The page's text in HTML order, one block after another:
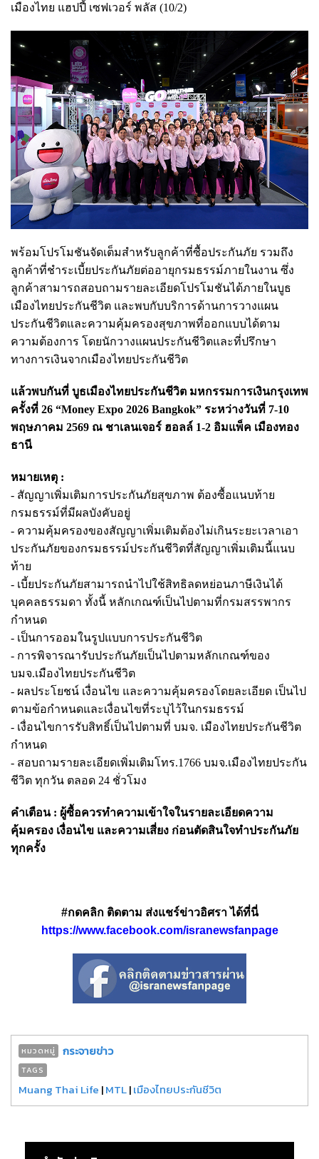
เมืองไทย แฮปปี้ เซฟเวอร์ พลัส (10/2)
พร้อมโปรโมชันจัดเต็มสำหรับลูกค้าที่ซื้อประกันภัย รวมถึง
ลูกค้าที่ชำระเบี้ยประกันภัยต่ออายุกรมธรรม์ภายในงาน ซึ่ง
ลูกค้าสามารถสอบถามรายละเอียดโปรโมชันได้ภายในบูธ
เมืองไทยประกันชีวิต และพบกับบริการด้านการวางแผน
ประกันชีวิตและความคุ้มครองสุขภาพที่ออกแบบได้ตาม
ความต้องการ โดยนักวางแผนประกันชีวิตและที่ปรึกษา
ทางการเงินจากเมืองไทยประกันชีวิต
แล้วพบกันที่ บูธเมืองไทยประกันชีวิต มหกรรมการเงินกรุงเทพ
ครั้งที่ 26 “Money Expo 2026 Bangkok” ระหว่างวันที่ 7-10
พฤษภาคม 2569 ณ ชาเลนเจอร์ ฮอลล์ 1-2 อิมแพ็ค เมืองทอง
ธานี
หมายเหตุ :
- สัญญาเพิ่มเติมการประกันภัยสุขภาพ ต้องซื้อแนบท้าย
กรมธรรม์ที่มีผลบังคับอยู่
- ความคุ้มครองของสัญญาเพิ่มเติมต้องไม่เกินระยะเวลาเอา
ประกันภัยของกรมธรรม์ประกันชีวิตที่สัญญาเพิ่มเติมนี้แนบ
ท้าย
- เบี้ยประกันภัยสามารถนำไปใช้สิทธิลดหย่อนภาษีเงินได้
บุคคลธรรมดา ทั้งนี้ หลักเกณฑ์เป็นไปตามที่กรมสรรพากร
กำหนด
- เป็นการออมในรูปแบบการประกันชีวิต
- การพิจารณารับประกันภัยเป็นไปตามหลักเกณฑ์ของ
บมจ.เมืองไทยประกันชีวิต
- ผลประโยชน์ เงื่อนไข และความคุ้มครองโดยละเอียด เป็นไป
ตามข้อกำหนดและเงื่อนไขที่ระบุไว้ในกรมธรรม์
- เงื่อนไขการรับสิทธิ์เป็นไปตามที่ บมจ. เมืองไทยประกันชีวิต
กำหนด
- สอบถามรายละเอียดเพิ่มเติมโทร.1766 บมจ.เมืองไทยประกัน
ชีวิต ทุกวัน ตลอด 24 ชั่วโมง
คำเตือน : ผู้ซื้อควรทำความเข้าใจในรายละเอียดความ
คุ้มครอง เงื่อนไข และความเสี่ยง ก่อนตัดสินใจทำประกันภัย
ทุกครั้ง
#กดคลิก ติดตาม ส่งแชร์ข่าวอิศรา ได้ที่นี่
https://www.facebook.com/isranewsfanpage
หมวดหมู่ กระจายข่าว
TAGS
Muang Thai Life |MTL|เมืองไทยประกันชีวิต